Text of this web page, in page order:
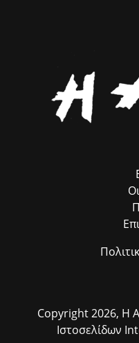
Copyright 2026, Η
Ιστοσελίδων